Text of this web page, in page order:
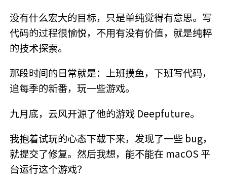
没有什么宏大的目标，只是单纯觉得有意思。写
代码的过程很愉悦，不用有没有价值，就是纯粹
的技术探索。
那段时间的日常就是：上班摸鱼，下班写代码，
追每季的新番，玩一些游戏。
九月底，云风开源了他的游戏 Deepfuture。
我抱着试玩的心态下载下来，发现了一些 bug，
就提交了修复。然后我想，能不能在 macOS 平
台运行这个游戏？